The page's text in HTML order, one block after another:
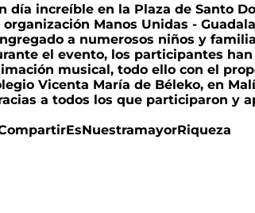
día increíble en la Plaza de Santo
organización Manos Unidas -
a numerosos niños y
el evento, los participantes
musical, todo ello con el
Vicenta María de Béleko, en
a todos los que participaron y